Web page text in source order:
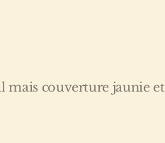
mais couverture jaunie et